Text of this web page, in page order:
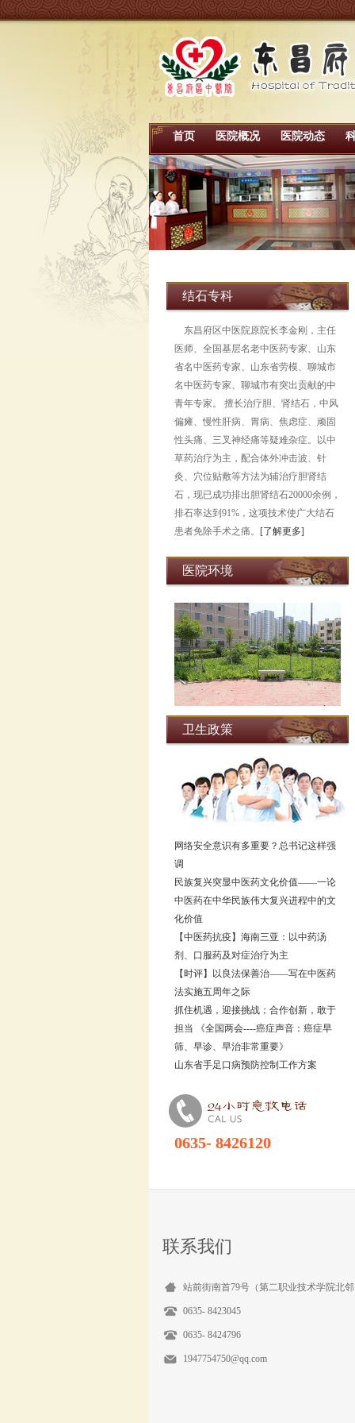
首页 医院概况 医院动态
结石专科
东昌府区中医院原院长李金刚，主任
医师、全国基层名老中医药专家、山东
省名中医药专家、山东省劳模、聊城市
名中医药专家、聊城市有突出贡献的中
青年专家。 擅长治疗胆、肾结石，中风
偏瘫、慢性肝病、胃病、焦虑症、顽固
性头痛、三叉神经痛等疑难杂症。以中
草药治疗为主，配合体外冲击波、针
灸、穴位贴敷等方法为辅治疗胆肾结
石，现已成功排出胆肾结石20000余例，
排石率达到91%，这项技术使广大结石
患者免除手术之痛。 [了解更多]
医院环境
卫生政策
网络安全意识有多重要？总书记这样强
调
民族复兴突显中医药文化价值——一论
中医药在中华民族伟大复兴进程中的文
化价值
【中医药抗疫】海南三亚：以中药汤
剂、口服药及对症治疗为主
【时评】以良法保善治——写在中医药
法实施五周年之际
抓住机遇，迎接挑战；合作创新，敢于
担当 《全国两会----癌症声音：癌症早
筛、早诊、早治非常重要》
山东省手足口病预防控制工作方案
0635- 8426120
联系我们
站前街南首79号（第二职业技术学院北
0635- 8423045
0635- 8424796
1947754750@qq.com